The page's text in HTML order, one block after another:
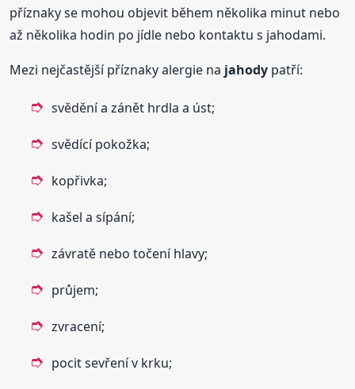
příznaky se mohou objevit během několika minut nebo
až několika hodin po jídle nebo kontaktu s jahodami.
Mezi nejčastější příznaky alergie na jahody patří:
svědění a zánět hrdla a úst;
svědící pokožka;
kopřivka;
kašel a sípání;
závratě nebo točení hlavy;
průjem;
zvracení;
pocit sevření v krku;